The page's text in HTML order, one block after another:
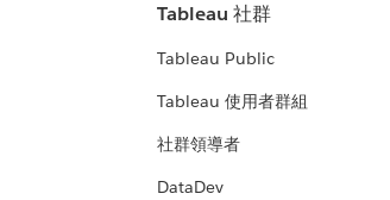
Tableau 社群
Tableau Public
Tableau 使用者群組
社群領導者
DataDev